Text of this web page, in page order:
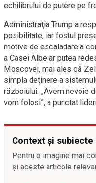
echilibrului de putere pe
Administraţia Trump a
posibilitate, iar fostul
motive de escaladare a
a Casei Albe ar putea
Moscovei, mai ales că
simpla deţinere a
războiului. „Avem nevoie
vom folosi”, a punctat
Context și subiecte
Pentru o imagine mai
și aceste articole